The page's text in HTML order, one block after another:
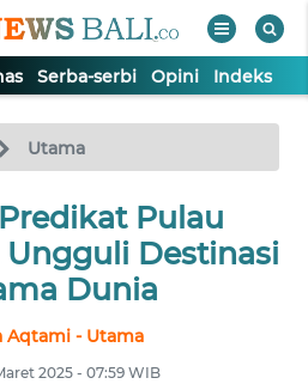
Serba-serbi Opini Indeks
Utama
Pulau
Ungguli Destinasi
Dunia
Aqtami - Utama
2025 - 07:59 WIB